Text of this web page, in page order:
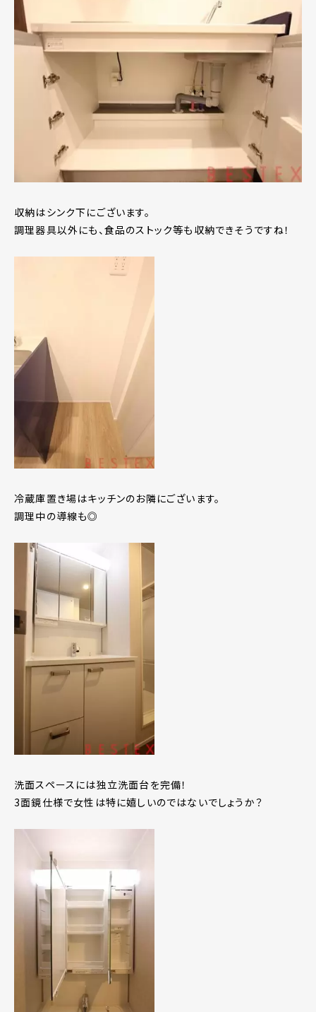
収納はシンク下にございます。
調理器具以外にも、食品のストック等も収納できそうですね！
冷蔵庫置き場はキッチンのお隣にございます。
調理中の導線も◎
洗面スペースには独立洗面台を完備！
3面鏡仕様で女性は特に嬉しいのではないでしょうか？